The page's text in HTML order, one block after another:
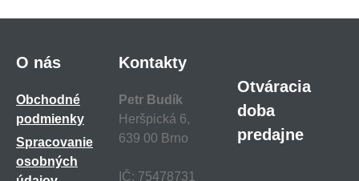
O nás
Obchodné
podmienky
Spracovanie
osobných
Kontakty
Petr Budík
Heršpická 6,
639 00 Brno
IČ: 75478731
Otváracia
doba
predajne